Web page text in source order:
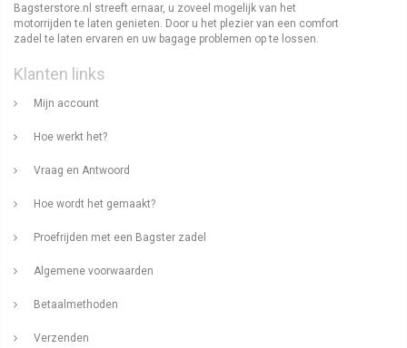
Bagsterstore.nl streeft ernaar, u zoveel mogelijk van het
motorrijden te laten genieten. Door u het plezier van een comfort
zadel te laten ervaren en uw bagage problemen op te lossen.
Klanten links
Mijn account
Hoe werkt het?
Vraag en Antwoord
Hoe wordt het gemaakt?
Proefrijden met een Bagster zadel
Algemene voorwaarden
Betaalmethoden
Verzenden